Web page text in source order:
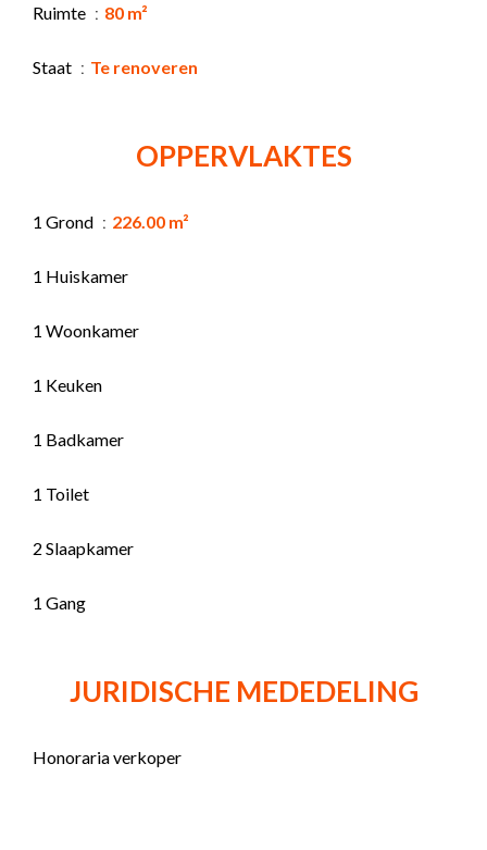
Ruimte 80 m²
Staat Te renoveren
OPPERVLAKTES
1 Grond 226.00 m²
1 Huiskamer
1 Woonkamer
1 Keuken
1 Badkamer
1 Toilet
2 Slaapkamer
1 Gang
JURIDISCHE MEDEDELING
Honoraria verkoper